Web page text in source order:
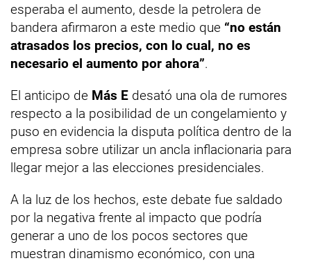
esperaba el aumento, desde la petrolera de
bandera afirmaron a este medio que “no están
atrasados los precios, con lo cual, no es
necesario el aumento por ahora”.
El anticipo de Más E desató una ola de rumores
respecto a la posibilidad de un congelamiento y
puso en evidencia la disputa política dentro de la
empresa sobre utilizar un ancla inflacionaria para
llegar mejor a las elecciones presidenciales.
A la luz de los hechos, este debate fue saldado
por la negativa frente al impacto que podría
generar a uno de los pocos sectores que
muestran dinamismo económico, con una